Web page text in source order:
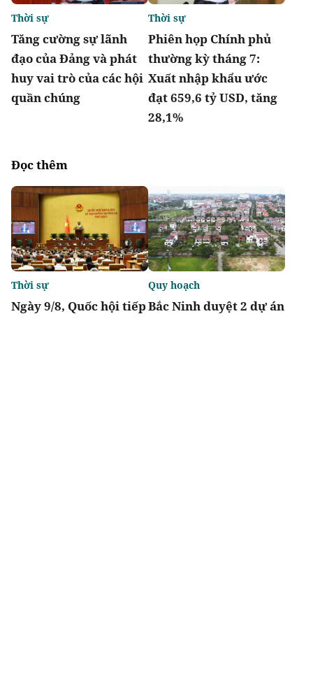
Tăng cường sự lãnh
đạo của Đảng và phát
huy vai trò của các hội
quần chúng
Thời sự
Phiên họp Chính phủ
thường kỳ tháng 7:
Xuất nhập khẩu ước
đạt 659,6 tỷ USD, tăng
28,1%
Thời sự
Đọc thêm
Ngày 9/8, Quốc hội tiếp
Thời sự
Bắc Ninh duyệt 2 dự án
Quy hoạch